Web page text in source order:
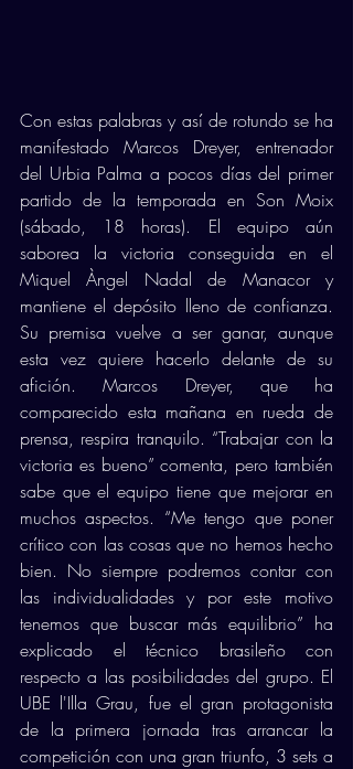
Con estas palabras y así de rotundo se ha
manifestado Marcos Dreyer, entrenador
del Urbia Palma a pocos días del primer
partido de la temporada en Son Moix
(sábado, 18 horas). El equipo aún
saborea la victoria conseguida en el
Miquel Àngel Nadal de Manacor y
mantiene el depósito lleno de confianza.
Su premisa vuelve a ser ganar, aunque
esta vez quiere hacerlo delante de su
afición. Marcos Dreyer, que ha
comparecido esta mañana en rueda de
prensa, respira tranquilo. “Trabajar con la
victoria es bueno” comenta, pero también
sabe que el equipo tiene que mejorar en
muchos aspectos. “Me tengo que poner
crítico con las cosas que no hemos hecho
bien. No siempre podremos contar con
las individualidades y por este motivo
tenemos que buscar más equilibrio” ha
explicado el técnico brasileño con
respecto a las posibilidades del grupo. El
UBE l'Illa Grau, fue el gran protagonista
de la primera jornada tras arrancar la
competición con una gran triunfo, 3 sets a